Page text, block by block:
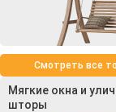
Смотреть все
Мягкие окна и
шторы